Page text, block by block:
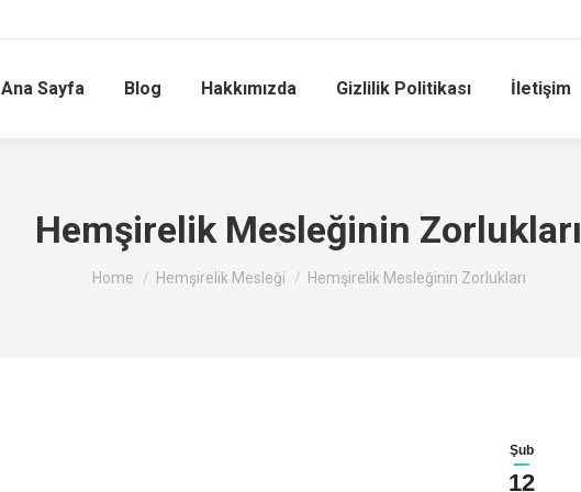
Ana Sayfa Blog Hakkımızda Gizlilik Politikası İletişim
Hemşirelik Mesleğinin Zorlukları
You are here:
Home Hemşirelik Mesleği Hemşirelik Mesleğinin Zorlukları
Şub
12